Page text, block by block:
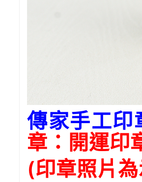
傳家手工印
章：開運印
(印章照片